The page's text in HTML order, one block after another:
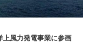
上風力発電事業に参画